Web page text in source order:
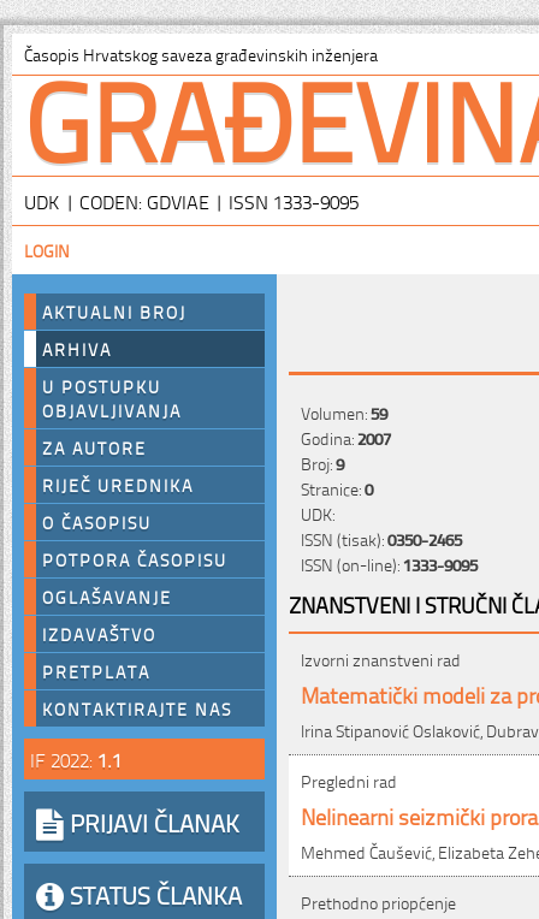
Časopis Hrvatskog saveza građevinskih inženjera
UDK | CODEN: GDVIAE | ISSN 1333-9095
LOGIN
AKTUALNI BROJ
ARHIVA
U POSTUPKU
OBJAVLJIVANJA
ZA AUTORE
RIJEČ UREDNIKA
O ČASOPISU
POTPORA ČASOPISU
OGLAŠAVANJE
IZDAVAŠTVO
PRETPLATA
KONTAKTIRAJTE NAS
IF 2022: 1.1
PRIJAVI ČLANAK
STATUS ČLANKA
Volumen:59
Godina:2007
Broj:9
Stranice:0
UDK:
ISSN (tisak):0350-2465
ISSN (on-line):1333-9095
ZNANSTVENI I STRUČNI
Izvorni znanstveni rad
Matematički modeli za
Irina Stipanović Oslaković,
Pregledni rad
Nelinearni seizmički
Mehmed Čaušević, Elizabeta
Prethodno priopćenje